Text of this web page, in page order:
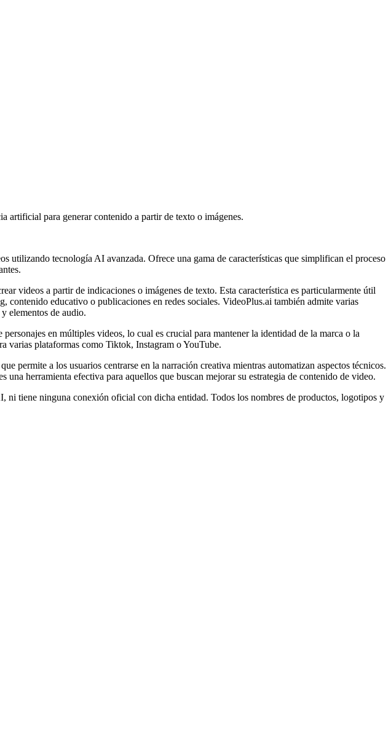
artificial para generar contenido a partir de texto o imágenes.
utilizando tecnología AI avanzada. Ofrece una gama de características que simplifican el proceso
videos a partir de indicaciones o imágenes de texto. Esta característica es particularmente útil
contenido educativo o publicaciones en redes sociales. VideoPlus.ai también admite varias
elementos de audio.
en múltiples videos, lo cual es crucial para mantener la identidad de la marca o la
varias plataformas como Tiktok, Instagram o YouTube.
permite a los usuarios centrarse en la narración creativa mientras automatizan aspectos técnicos.
herramienta efectiva para aquellos que buscan mejorar su estrategia de contenido de video.
tiene ninguna conexión oficial con dicha entidad. Todos los nombres de productos, logotipos y